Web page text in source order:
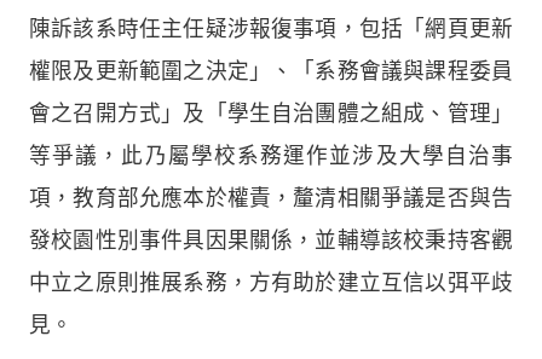
陳訴該系時任主任疑涉報復事項，包括「網頁更新
權限及更新範圍之決定」、「系務會議與課程委員
會之召開方式」及「學生自治團體之組成、管理」
等爭議，此乃屬學校系務運作並涉及大學自治事
項，教育部允應本於權責，釐清相關爭議是否與告
發校園性別事件具因果關係，並輔導該校秉持客觀
中立之原則推展系務，方有助於建立互信以弭平歧
見。